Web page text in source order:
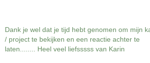
Dank je wel dat je tijd hebt genomen om mijn
/ project te bekijken en een reactie achter te
laten........ Heel veel liefsssss van Karin